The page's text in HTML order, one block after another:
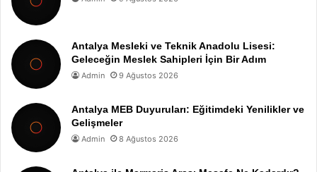
Antalya Mesleki ve Teknik Anadolu Lisesi:
Geleceğin Meslek Sahipleri İçin Bir Adım
Admin 9 Ağustos 2026
Antalya MEB Duyuruları: Eğitimdeki Yenilikler ve
Gelişmeler
Admin 8 Ağustos 2026